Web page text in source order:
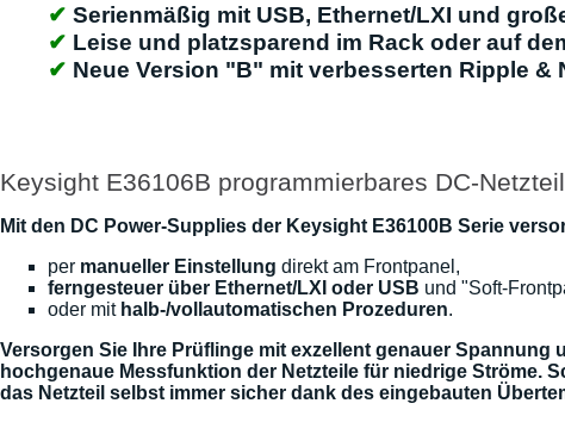
Serienmäßig mit USB, Ethernet/LXI und
Leise und platzsparend im Rack oder auf
Neue Version "B" mit verbesserten Ripple &
Keysight E36106B programmierbares DC-
Mit den DC Power-Supplies der Keysight E36100B Serie
per manueller Einstellung direkt am Frontpanel,
ferngesteuer über Ethernet/LXI oder USB und "Soft-
oder mit halb-/vollautomatischen Prozeduren.
Versorgen Sie Ihre Prüflinge mit exzellent genauer Spannung
hochgenaue Messfunktion der Netzteile für niedrige Ströme.
das Netzteil selbst immer sicher dank des eingebauten